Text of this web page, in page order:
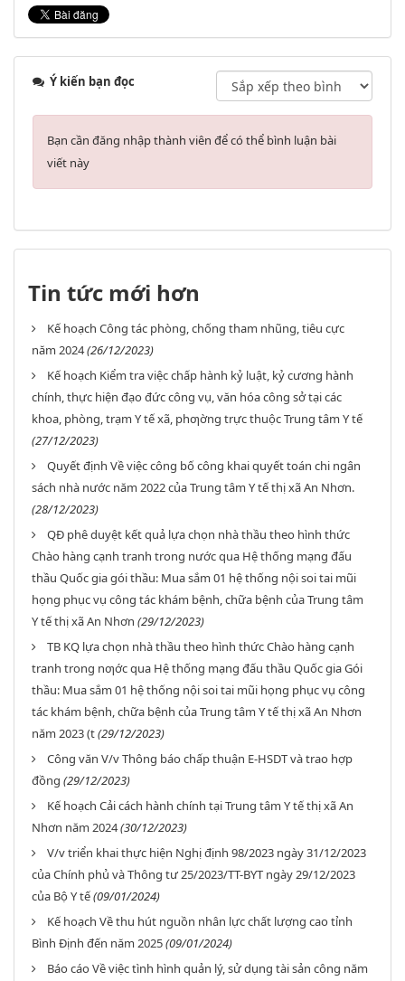
Ý kiến bạn đọc
Bạn cần đăng nhập thành viên để có thể bình luận bài
viết này
Tin tức mới hơn
Kế hoạch Công tác phòng, chống tham nhũng, tiêu cực
năm 2024(26/12/2023)
Kế hoạch Kiểm tra việc chấp hành kỷ luật, kỷ cương hành
chính, thực hiện đạo đức công vụ, văn hóa công sở tại các
khoa, phòng, trạm Y tế xã, phƣờng trực thuộc Trung tâm Y tế
(27/12/2023)
Quyết định Về việc công bố công khai quyết toán chi ngân
sách nhà nước năm 2022 của Trung tâm Y tế thị xã An Nhơn.
(28/12/2023)
QĐ phê duyệt kết quả lựa chọn nhà thầu theo hình thức
Chào hàng cạnh tranh trong nước qua Hệ thống mạng đấu
thầu Quốc gia gói thầu: Mua sắm 01 hệ thống nội soi tai mũi
họng phục vụ công tác khám bệnh, chữa bệnh của Trung tâm
Y tế thị xã An Nhơn (29/12/2023)
TB KQ lựa chọn nhà thầu theo hình thức Chào hàng cạnh
tranh trong nƣớc qua Hệ thống mạng đấu thầu Quốc gia Gói
thầu: Mua sắm 01 hệ thống nội soi tai mũi họng phục vụ công
tác khám bệnh, chữa bệnh của Trung tâm Y tế thị xã An Nhơn
năm 2023 (t(29/12/2023)
Công văn V/v Thông báo chấp thuận E-HSDT và trao hợp
đồng (29/12/2023)
Kế hoạch Cải cách hành chính tại Trung tâm Y tế thị xã An
Nhơn năm 2024(30/12/2023)
V/v triển khai thực hiện Nghị định 98/2023 ngày 31/12/2023
của Chính phủ và Thông tư 25/2023/TT-BYT ngày 29/12/2023
của Bộ Y tế(09/01/2024)
Kế hoạch Về thu hút nguồn nhân lực chất lượng cao tỉnh
Bình Định đến năm 2025(09/01/2024)
Báo cáo Về việc tình hình quản lý, sử dụng tài sản công năm